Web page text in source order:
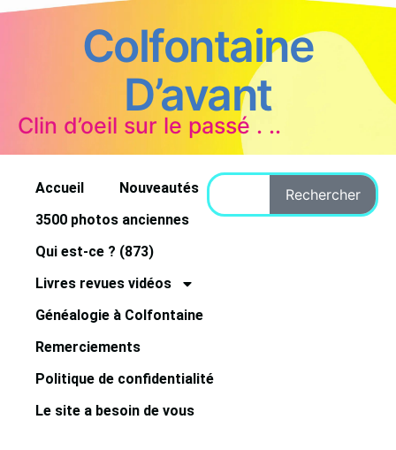
Colfontaine
D’avant
Clin d’oeil sur le passé . ..
Accueil
Nouveautés
3500 photos anciennes
Qui est-ce ? (873)
Livres revues vidéos
Généalogie à Colfontaine
Remerciements
Politique de confidentialité
Le site a besoin de vous
Rechercher